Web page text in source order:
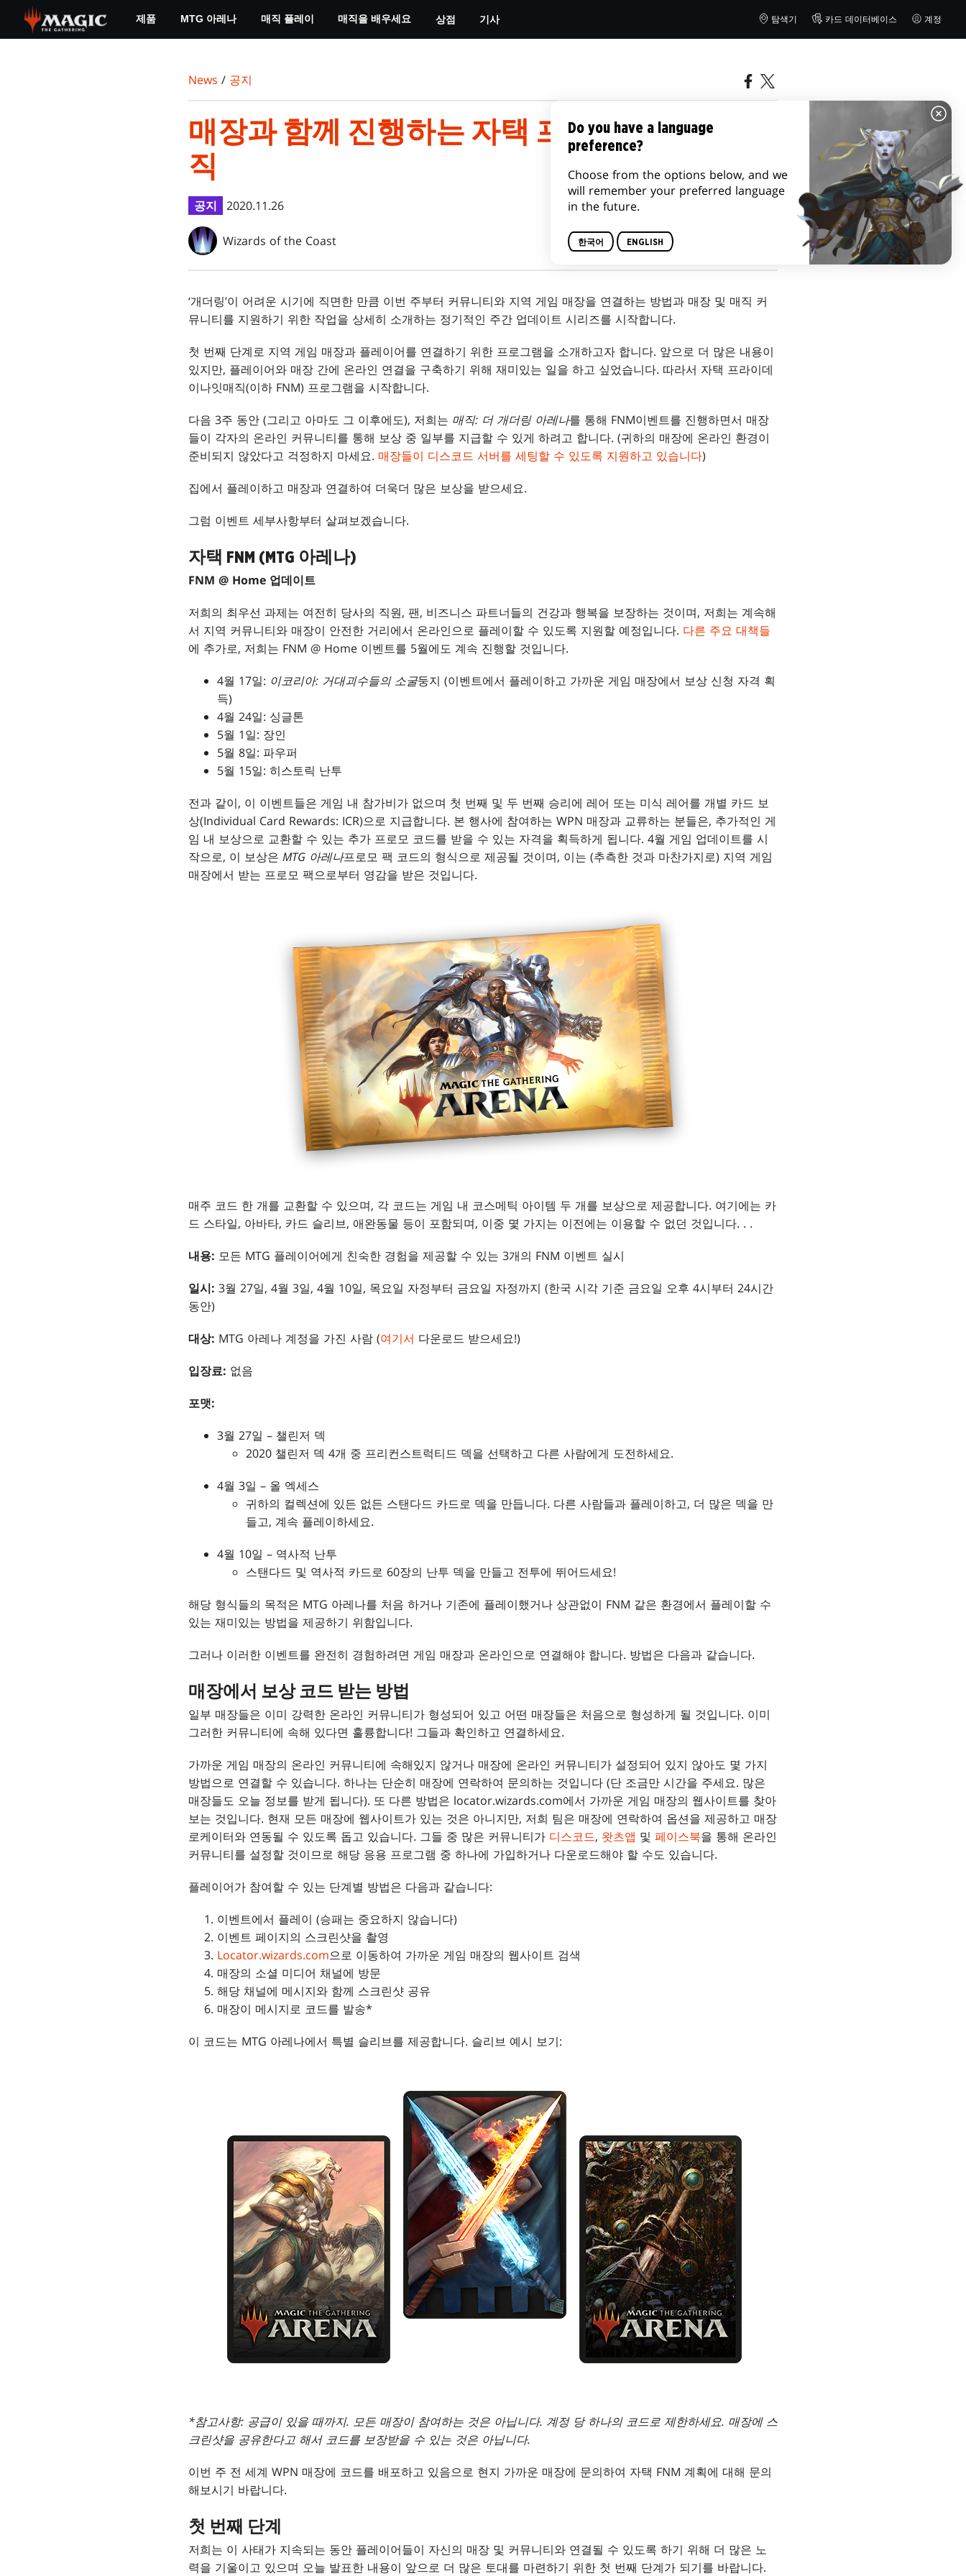
main
제품 MTG 아레나 매직 플레이 매직을 배우세요 상점 기사 탐색기 카드 데이터베이스 계정
News / 공지
매장과 함께 진행하는 자택 프라이데이나잇매
직
공지 2020.11.26
Wizards of the Coast
‘개더링’이 어려운 시기에 직면한 만큼 이번 주부터 커뮤니티와 지역 게임 매장을 연결하는 방법과 매장 및 매직 커
뮤니티를 지원하기 위한 작업을 상세히 소개하는 정기적인 주간 업데이트 시리즈를 시작합니다.
첫 번째 단계로 지역 게임 매장과 플레이어를 연결하기 위한 프로그램을 소개하고자 합니다. 앞으로 더 많은 내용이
있지만, 플레이어와 매장 간에 온라인 연결을 구축하기 위해 재미있는 일을 하고 싶었습니다. 따라서 자택 프라이데
이나잇매직(이하 FNM) 프로그램을 시작합니다.
다음 3주 동안 (그리고 아마도 그 이후에도), 저희는 매직: 더 개더링 아레나를 통해 FNM이벤트를 진행하면서 매장
들이 각자의 온라인 커뮤니티를 통해 보상 중 일부를 지급할 수 있게 하려고 합니다. (귀하의 매장에 온라인 환경이
준비되지 않았다고 걱정하지 마세요. 매장들이 디스코드 서버를 세팅할 수 있도록 지원하고 있습니다)
집에서 플레이하고 매장과 연결하여 더욱더 많은 보상을 받으세요.
그럼 이벤트 세부사항부터 살펴보겠습니다.
자택 FNM (MTG 아레나)
FNM @ Home 업데이트
저희의 최우선 과제는 여전히 당사의 직원, 팬, 비즈니스 파트너들의 건강과 행복을 보장하는 것이며, 저희는 계속해
서 지역 커뮤니티와 매장이 안전한 거리에서 온라인으로 플레이할 수 있도록 지원할 예정입니다. 다른 주요 대책들
에 추가로, 저희는 FNM @ Home 이벤트를 5월에도 계속 진행할 것입니다.
4월 17일: 이코리아: 거대괴수들의 소굴둥지 (이벤트에서 플레이하고 가까운 게임 매장에서 보상 신청 자격 획
득)
4월 24일: 싱글톤
5월 1일: 장인
5월 8일: 파우퍼
5월 15일: 히스토릭 난투
전과 같이, 이 이벤트들은 게임 내 참가비가 없으며 첫 번째 및 두 번째 승리에 레어 또는 미식 레어를 개별 카드 보
상(Individual Card Rewards: ICR)으로 지급합니다. 본 행사에 참여하는 WPN 매장과 교류하는 분들은, 추가적인 게
임 내 보상으로 교환할 수 있는 추가 프로모 코드를 받을 수 있는 자격을 획득하게 됩니다. 4월 게임 업데이트를 시
작으로, 이 보상은 MTG 아레나프로모 팩 코드의 형식으로 제공될 것이며, 이는 (추측한 것과 마찬가지로) 지역 게임
매장에서 받는 프로모 팩으로부터 영감을 받은 것입니다.
매주 코드 한 개를 교환할 수 있으며, 각 코드는 게임 내 코스메틱 아이템 두 개를 보상으로 제공합니다. 여기에는 카
드 스타일, 아바타, 카드 슬리브, 애완동물 등이 포함되며, 이중 몇 가지는 이전에는 이용할 수 없던 것입니다. . .
내용: 모든 MTG 플레이어에게 친숙한 경험을 제공할 수 있는 3개의 FNM 이벤트 실시
일시: 3월 27일, 4월 3일, 4월 10일, 목요일 자정부터 금요일 자정까지 (한국 시각 기준 금요일 오후 4시부터 24시간
동안)
대상: MTG 아레나 계정을 가진 사람 (여기서 다운로드 받으세요!)
입장료: 없음
포맷:
3월 27일 – 챌린저 덱
2020 챌린저 덱 4개 중 프리컨스트럭티드 덱을 선택하고 다른 사람에게 도전하세요.
4월 3일 – 올 엑세스
귀하의 컬렉션에 있든 없든 스탠다드 카드로 덱을 만듭니다. 다른 사람들과 플레이하고, 더 많은 덱을 만
들고, 계속 플레이하세요.
4월 10일 – 역사적 난투
스탠다드 및 역사적 카드로 60장의 난투 덱을 만들고 전투에 뛰어드세요!
해당 형식들의 목적은 MTG 아레나를 처음 하거나 기존에 플레이했거나 상관없이 FNM 같은 환경에서 플레이할 수
있는 재미있는 방법을 제공하기 위함입니다.
그러나 이러한 이벤트를 완전히 경험하려면 게임 매장과 온라인으로 연결해야 합니다. 방법은 다음과 같습니다.
매장에서 보상 코드 받는 방법
일부 매장들은 이미 강력한 온라인 커뮤니티가 형성되어 있고 어떤 매장들은 처음으로 형성하게 될 것입니다. 이미
그러한 커뮤니티에 속해 있다면 훌륭합니다! 그들과 확인하고 연결하세요.
가까운 게임 매장의 온라인 커뮤니티에 속해있지 않거나 매장에 온라인 커뮤니티가 설정되어 있지 않아도 몇 가지
방법으로 연결할 수 있습니다. 하나는 단순히 매장에 연락하여 문의하는 것입니다 (단 조금만 시간을 주세요. 많은
매장들도 오늘 정보를 받게 됩니다). 또 다른 방법은 locator.wizards.com에서 가까운 게임 매장의 웹사이트를 찾아
보는 것입니다. 현재 모든 매장에 웹사이트가 있는 것은 아니지만, 저희 팀은 매장에 연락하여 옵션을 제공하고 매장
로케이터와 연동될 수 있도록 돕고 있습니다. 그들 중 많은 커뮤니티가 디스코드, 왓츠앱 및 페이스북을 통해 온라인
커뮤니티를 설정할 것이므로 해당 응용 프로그램 중 하나에 가입하거나 다운로드해야 할 수도 있습니다.
플레이어가 참여할 수 있는 단계별 방법은 다음과 같습니다:
이벤트에서 플레이 (승패는 중요하지 않습니다)
이벤트 페이지의 스크린샷을 촬영
Locator.wizards.com으로 이동하여 가까운 게임 매장의 웹사이트 검색
매장의 소셜 미디어 채널에 방문
해당 채널에 메시지와 함께 스크린샷 공유
매장이 메시지로 코드를 발송*
이 코드는 MTG 아레나에서 특별 슬리브를 제공합니다. 슬리브 예시 보기:
*참고사항: 공급이 있을 때까지. 모든 매장이 참여하는 것은 아닙니다. 계정 당 하나의 코드로 제한하세요. 매장에 스
크린샷을 공유한다고 해서 코드를 보장받을 수 있는 것은 아닙니다.
이번 주 전 세계 WPN 매장에 코드를 배포하고 있음으로 현지 가까운 매장에 문의하여 자택 FNM 계획에 대해 문의
해보시기 바랍니다.
첫 번째 단계
저희는 이 사태가 지속되는 동안 플레이어들이 자신의 매장 및 커뮤니티와 연결될 수 있도록 하기 위해 더 많은 노
력을 기울이고 있으며 오늘 발표한 내용이 앞으로 더 많은 토대를 마련하기 위한 첫 번째 단계가 되기를 바랍니다.
Do you have a language
preference?
Choose from the options below, and we
will remember your preferred language
in the future.
한국어 ENGLISH